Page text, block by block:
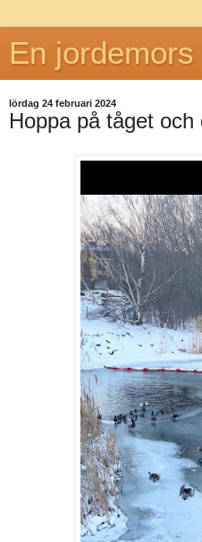
En
lördag 24 februari 2024
Hoppa på tåget och